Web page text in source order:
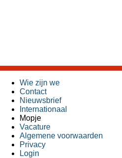
Wie zijn we
Contact
Nieuwsbrief
Internationaal
Mopje
Vacature
Algemene voorwaarden
Privacy
Login